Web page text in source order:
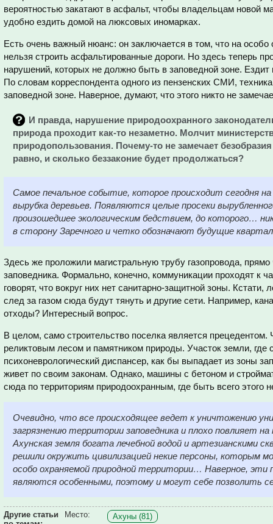
вероятностью закатают в асфальт, чтобы владельцам новой
удобно ездить домой на люксовых иномарках.
Есть очень важный нюанс: он заключается в том, что на особо
нельзя строить асфальтированные дороги. Но здесь теперь
нарушений, которых не должно быть в заповедной зоне. Ездит
По словам корреспондента одного из пензенских СМИ,
заповедной зоне. Наверное, думают, что этого никто не
И правда, нарушение природоохранного
природа проходит как-то незаметно. Молчит
природопользования. Почему-то не замечает
равно, и сколько беззаконие будет продолжаться?
Самое печальное событие, которое происходит сегодня
вырубка деревьев. Появляются целые просеки
произошедшее экологическим бедствием, до которого…
в сторону Заречного и четко обозначают будущие
Здесь же проложили магистральную трубу газопровода, прямо
заповедника. Формально, конечно, коммуникации проходят к
говорят, что вокруг них нет санитарно-защитной зоны.
след за газом сюда будут тянуть и другие сети. Например,
отходы? Интересный вопрос.
В целом, само строительство поселка является прецедентом.
реликтовым лесом и памятником природы. Участок земли, где
психоневрологический диспансер, как бы выпадает из зоны
живет по своим законам. Однако, машины с бетоном и
сюда по территориям природоохранным, где быть всего этого
Очевидно, что все происходящее ведет к уничтожению
загрязнению территории заповедника и плохо повлияет
Ахунская земля богата лечебной водой и артезианскими
решили окружить цивилизацией некие персоны, которым
особо охраняемой природной территории… Наверное,
являются особенными, поэтому и могут себе позволить
Другие статьи
Место: Ахуны (81)